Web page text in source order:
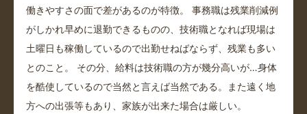
働きやすさの面で差があるのが特徴。 事務職は残業削減例
がしかれ早めに退勤できるものの、技術職となれば現場は
土曜日も稼働しているので出勤せねばならず、残業も多い
とのこと。 その分、給料は技術職の方が幾分高いが…身体
を酷使しているので当然と言えば当然である。また遠く地
方への出張等もあり、家族が出来た場合は厳しい。